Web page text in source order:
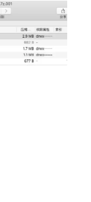
接进行文件解压，我们
包的右键菜单中，单击